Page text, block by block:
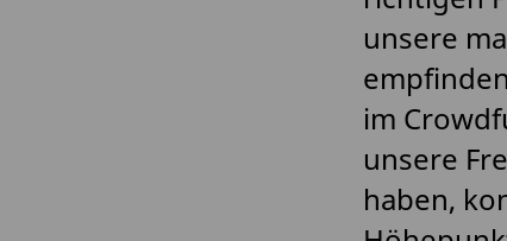
unsere
im
unsere
haben,